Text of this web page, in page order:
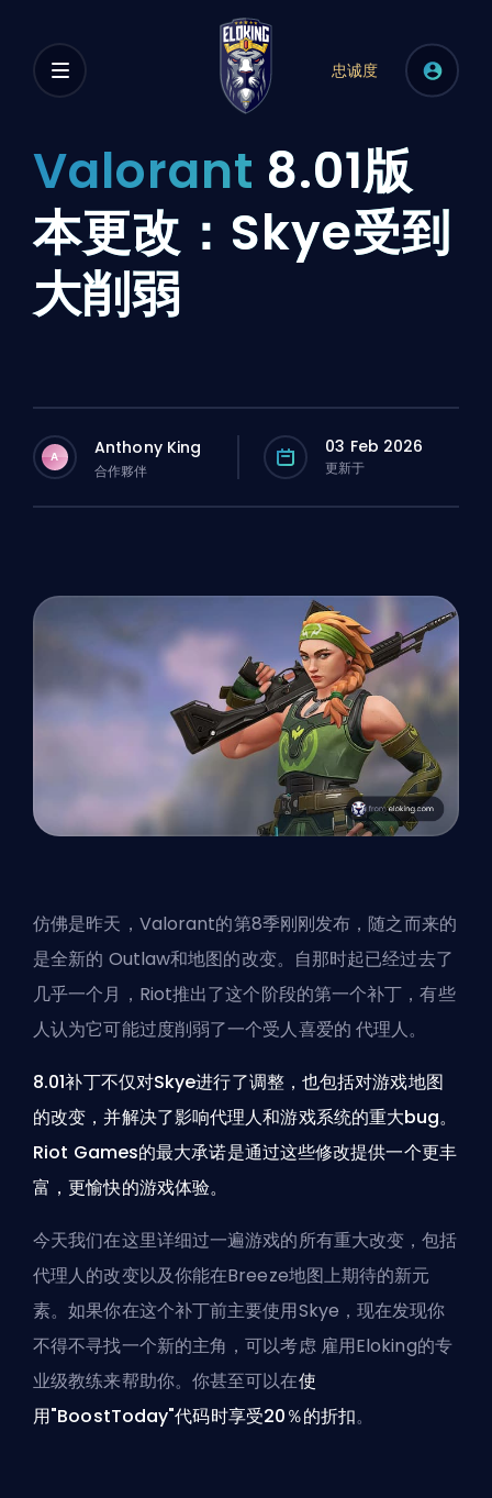
忠诚度
Valorant 8.01版
本更改：Skye受到
大削弱
A Anthony King
合作夥伴
03 Feb 2026
更新于
仿佛是昨天，Valorant的第8季刚刚发布，随之而来的
是全新的 Outlaw和地图的改变。自那时起已经过去了
几乎一个月，Riot推出了这个阶段的第一个补丁，有些
人认为它可能过度削弱了一个受人喜爱的 代理人。
8.01补丁不仅对Skye进行了调整，也包括对游戏地图
的改变，并解决了影响代理人和游戏系统的重大bug。
Riot Games的最大承诺是通过这些修改提供一个更丰
富，更愉快的游戏体验。
今天我们在这里详细过一遍游戏的所有重大改变，包括
代理人的改变以及你能在Breeze地图上期待的新元
素。如果你在这个补丁前主要使用Skye，现在发现你
不得不寻找一个新的主角，可以考虑 雇用Eloking的专
业级教练来帮助你。你甚至可以在使
用"BoostToday"代码时享受20％的折扣。